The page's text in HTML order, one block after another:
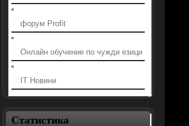
форум Profit
Онлайн обучение по чужди езици
IT Новини
Статистика